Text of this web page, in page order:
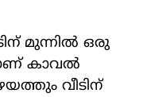
മുന്നില്‍ ഒരു
കാവല്‍
വീടിന്